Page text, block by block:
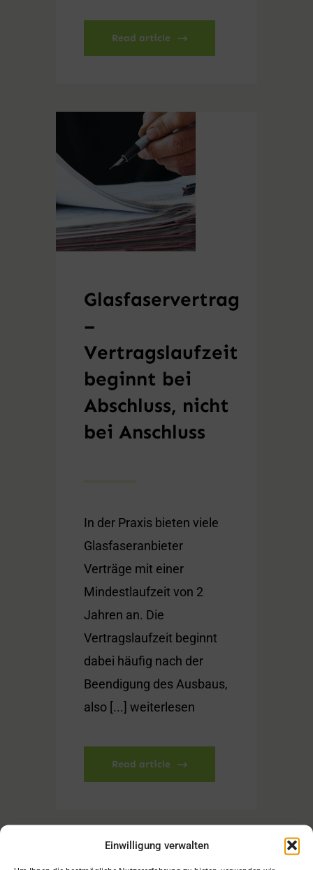
Einwilligung verwalten
Read article
Glasfaservertrag
–
Vertragslaufzeit
beginnt bei
Abschluss, nicht
bei Anschluss
In der Praxis bieten viele
Glasfaseranbieter
Verträge mit einer
Mindestlaufzeit von 2
Jahren an. Die
Vertragslaufzeit beginnt
dabei häufig nach der
Beendigung des Ausbaus,
also [...] weiterlesen
Read article